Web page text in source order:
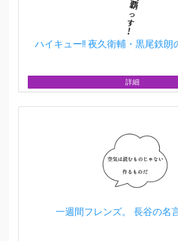
ハイキュー!! 夜久衛輔・黒尾鉄朗
詳細
一週間フレンズ。 長谷の名